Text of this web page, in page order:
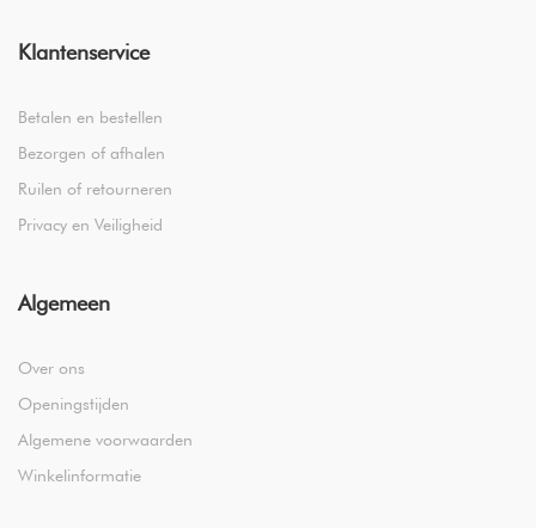
Klantenservice
Betalen en bestellen
Bezorgen of afhalen
Ruilen of retourneren
Privacy en Veiligheid
Algemeen
Over ons
Openingstijden
Algemene voorwaarden
Winkelinformatie